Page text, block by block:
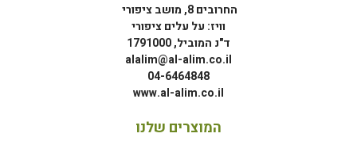
החרובים 8, מושב ציפורי
וויז: על עלים ציפורי
ד"נ המוביל, 1791000
alalim@al-alim.co.il
04-6464848
www.al-alim.co.il
המוצרים שלנו